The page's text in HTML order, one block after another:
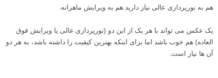
هم به نورپردازی عالی نیاز دارید هم به ویرایش ماهرانه.
یک عکس می تواند با هر یک از این دو (نورپردازی عالی یا ویرایش فوق
العاده) هم خوب باشد اما برای اینکه بهترین کیفیت را داشته باشد، به هر دو
آن ها نیاز است.